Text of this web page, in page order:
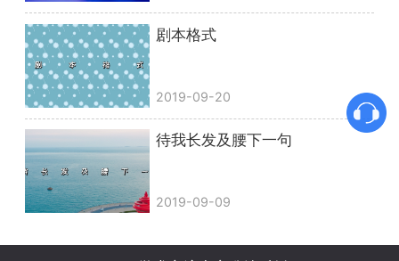
剧本格式
2019-09-20
待我长发及腰下一句
2019-09-09